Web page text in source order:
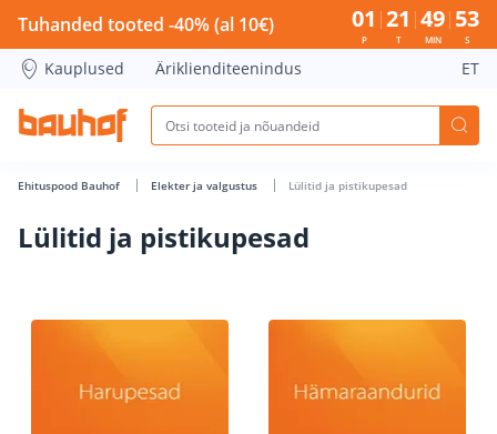
Lülitid ja pistikupesad - Bauhof has loaded
Tuhanded tooted -40% (al 10€) 01
P
21
T
49
MIN
52
S
Kauplused Äriklienditeenindus ET
Ehituspood Bauhof Elekter ja valgustus Lülitid ja pistikupesad
Lülitid ja pistikupesad